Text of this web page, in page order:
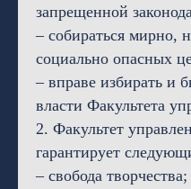
запрещенной
– собираться мирно,
социально опасных
– вправе избирать и
власти Факультета
2. Факультет
гарантирует
– свобода творчества;